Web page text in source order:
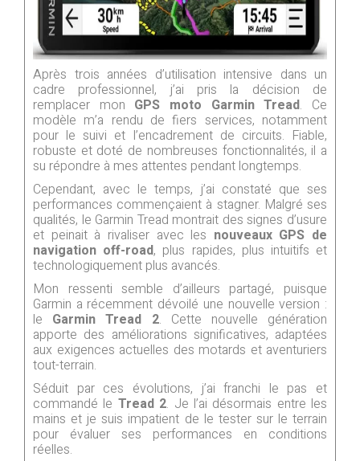
Après trois années d’utilisation intensive dans un
cadre professionnel, j’ai pris la décision de
remplacer mon GPS moto Garmin Tread. Ce
modèle m’a rendu de fiers services, notamment
pour le suivi et l’encadrement de circuits. Fiable,
robuste et doté de nombreuses fonctionnalités, il a
su répondre à mes attentes pendant longtemps.
Cependant, avec le temps, j’ai constaté que ses
performances commençaient à stagner. Malgré ses
qualités, le Garmin Tread montrait des signes d’usure
et peinait à rivaliser avec les nouveaux GPS de
navigation off-road, plus rapides, plus intuitifs et
technologiquement plus avancés.
Mon ressenti semble d’ailleurs partagé, puisque
Garmin a récemment dévoilé une nouvelle version :
le Garmin Tread 2. Cette nouvelle génération
apporte des améliorations significatives, adaptées
aux exigences actuelles des motards et aventuriers
tout-terrain.
Séduit par ces évolutions, j’ai franchi le pas et
commandé le Tread 2. Je l’ai désormais entre les
mains et je suis impatient de le tester sur le terrain
pour évaluer ses performances en conditions
réelles.